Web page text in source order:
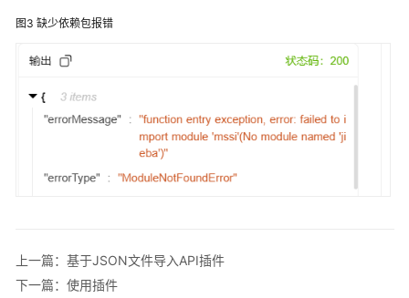
库
绍
图3 缺少依赖包报错
上一篇：基于JSON文件导入API插件
下一篇：使用插件